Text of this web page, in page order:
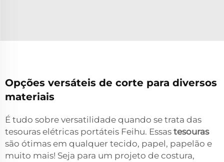
Opções versáteis de corte para diversos
materiais
É tudo sobre versatilidade quando se trata das
tesouras elétricas portáteis Feihu. Essas tesouras
são ótimas em qualquer tecido, papel, papelão e
muito mais! Seja para um projeto de costura,